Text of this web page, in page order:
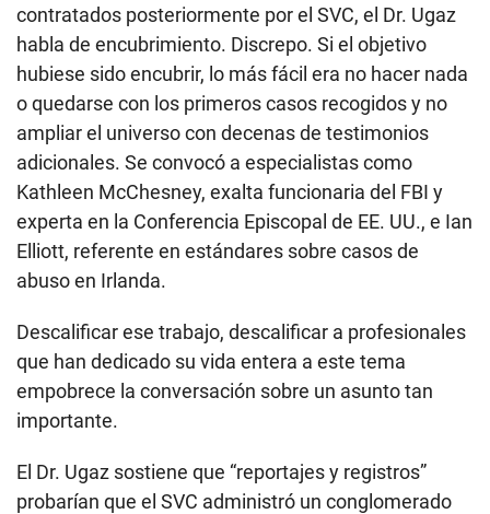
contratados posteriormente por el SVC, el Dr. Ugaz
habla de encubrimiento. Discrepo. Si el objetivo
hubiese sido encubrir, lo más fácil era no hacer nada
o quedarse con los primeros casos recogidos y no
ampliar el universo con decenas de testimonios
adicionales. Se convocó a especialistas como
Kathleen McChesney, exalta funcionaria del FBI y
experta en la Conferencia Episcopal de EE. UU., e Ian
Elliott, referente en estándares sobre casos de
abuso en Irlanda.
Descalificar ese trabajo, descalificar a profesionales
que han dedicado su vida entera a este tema
empobrece la conversación sobre un asunto tan
importante.
El Dr. Ugaz sostiene que “reportajes y registros”
probarían que el SVC administró un conglomerado